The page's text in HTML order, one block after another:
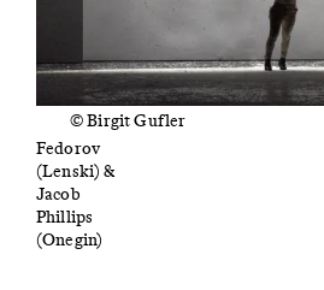
© Birgit Gufler
Alexander
Fedorov
(Lenski) &
Jacob
Phillips
(Onegin)